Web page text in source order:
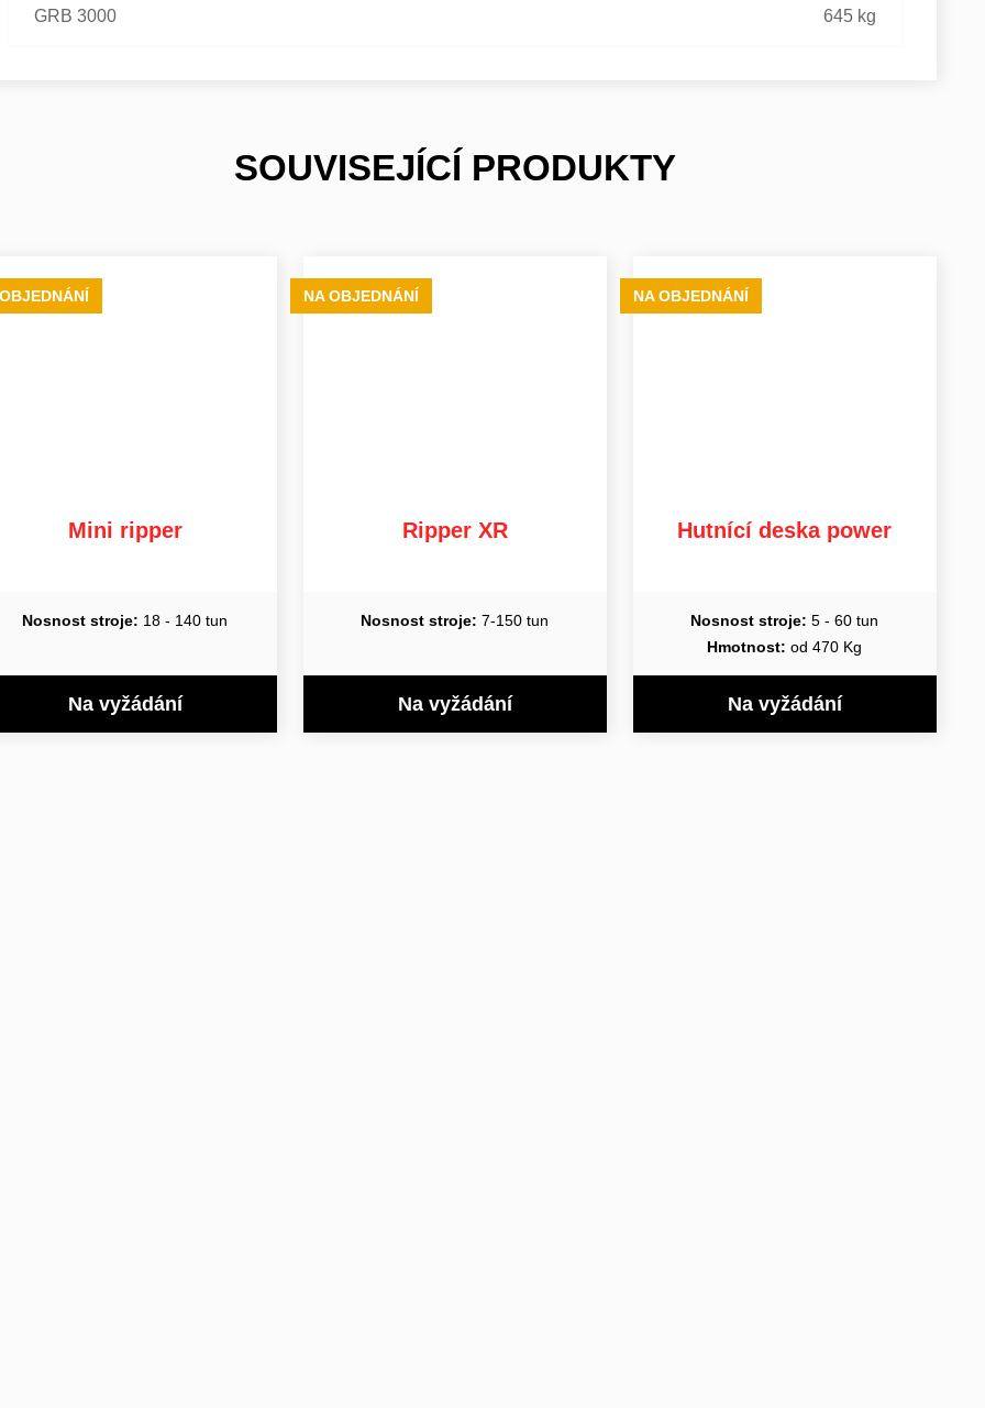
GRB 3000 645 kg
SOUVISEJÍCÍ PRODUKTY
Mini ripper
Nosnost stroje: 18 - 140 tun
Na vyžádání
NA OBJEDNÁNÍ
Ripper XR
Nosnost stroje: 7-150 tun
Na vyžádání
NA OBJEDNÁNÍ
Hutnící deska power
Nosnost stroje: 5 - 60 tun
Hmotnost: od 470 Kg
Na vyžádání